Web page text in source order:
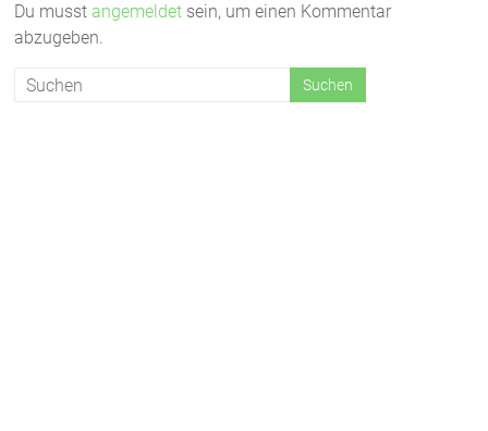
Du musstangemeldet sein, um einen Kommentar
abzugeben.